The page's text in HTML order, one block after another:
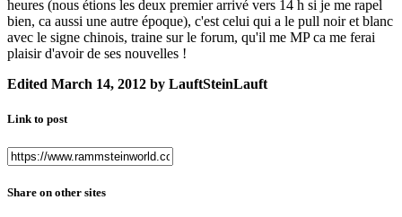
heures (nous étions les deux premier arrivé vers 14 h si je me rapel
bien, ca aussi une autre époque), c'est celui qui a le pull noir et blanc
avec le signe chinois, traine sur le forum, qu'il me MP ca me ferai
plaisir d'avoir de ses nouvelles !
Edited March 14, 2012 by LauftSteinLauft
Link to post
Share on other sites